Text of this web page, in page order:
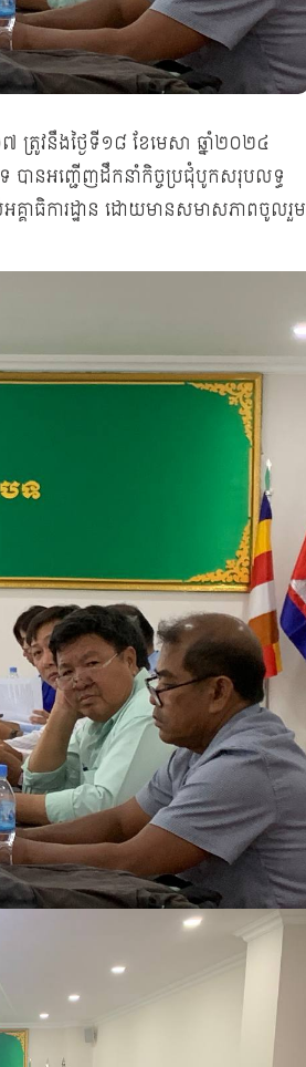
ត្រូវនឹងថ្ងៃទី១៨​ ខែមេសា​ ឆ្នាំ២០២៤
បានអញ្ជើញដឹកនាំកិច្ចប្រជុំបូកសរុបលទ្ធ
គ្គាធិការដ្ឋាន ដោយមានសមាសភាពចូលរួម​